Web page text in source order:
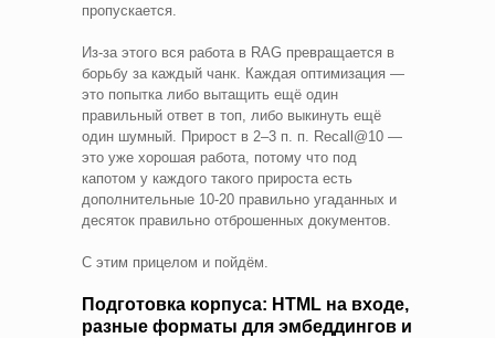
пропускается.
Из-за этого вся работа в RAG превращается в
борьбу за каждый чанк. Каждая оптимизация —
это попытка либо вытащить ещё один
правильный ответ в топ, либо выкинуть ещё
один шумный. Прирост в 2–3 п. п. Recall@10 —
это уже хорошая работа, потому что под
капотом у каждого такого прироста есть
дополнительные 10-20 правильно угаданных и
десяток правильно отброшенных документов.
С этим прицелом и пойдём.
Подготовка корпуса: HTML на входе,
разные форматы для эмбеддингов и